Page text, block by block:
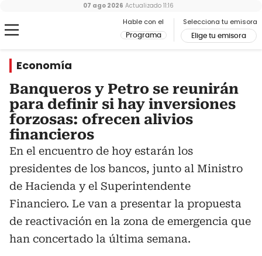
Hable con el
Programa
Selecciona tu emisora
Elige tu emisora
07 ago 2026 Actualizado 11:16
Economía
Banqueros y Petro se reunirán
para definir si hay inversiones
forzosas: ofrecen alivios
financieros
En el encuentro de hoy estarán los
presidentes de los bancos, junto al Ministro
de Hacienda y el Superintendente
Financiero. Le van a presentar la propuesta
de reactivación en la zona de emergencia que
han concertado la última semana.